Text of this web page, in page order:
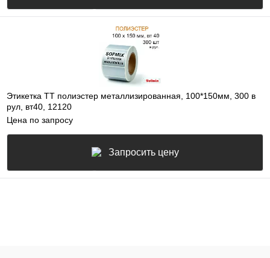
Этикетка ТТ полиэстер металлизированная, 100*150мм, 300 в
рул, вт40, 12120
Цена по запросу
Запросить цену